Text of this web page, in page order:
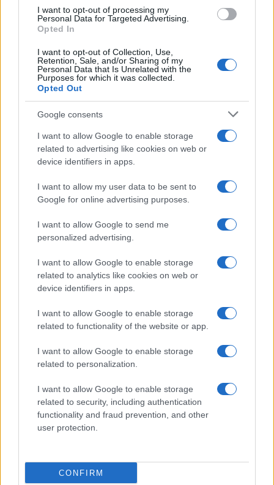
I want to opt-out of processing my
Personal Data for Targeted Advertising.
Opted In
I want to opt-out of Collection, Use,
Retention, Sale, and/or Sharing of my
Personal Data that Is Unrelated with the
Purposes for which it was collected.
Opted Out
Google consents
I want to allow Google to enable storage
related to advertising like cookies on web or
device identifiers in apps.
I want to allow my user data to be sent to
Google for online advertising purposes.
I want to allow Google to send me
personalized advertising.
I want to allow Google to enable storage
related to analytics like cookies on web or
device identifiers in apps.
I want to allow Google to enable storage
related to functionality of the website or app.
I want to allow Google to enable storage
related to personalization.
I want to allow Google to enable storage
related to security, including authentication
functionality and fraud prevention, and other
user protection.
CONFIRM
Questões legais
Em 2011, Hines Ward foi preso na Geórgia por DUI. Em
2012, as acusações foram retiradas como resultado de um
acordo judicial. Ele então se declarou culpado de direção
imprudente e recebeu um ano de liberdade condicional, 80
Giorgia Stromeo